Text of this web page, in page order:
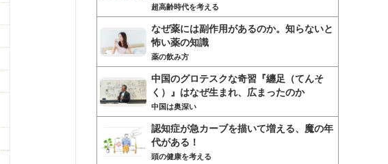
超高齢時代を考える
なぜ薬には副作用があるのか。知らないと
怖い薬の知識
薬の飲み方
中国のグロテスクな奇習『纏足（てんそ
く）』はなぜ生まれ、広まったのか
中国は奥深い
認知症が急カーブを描いて増える、魔の年
代がある！
頭の健康を考える